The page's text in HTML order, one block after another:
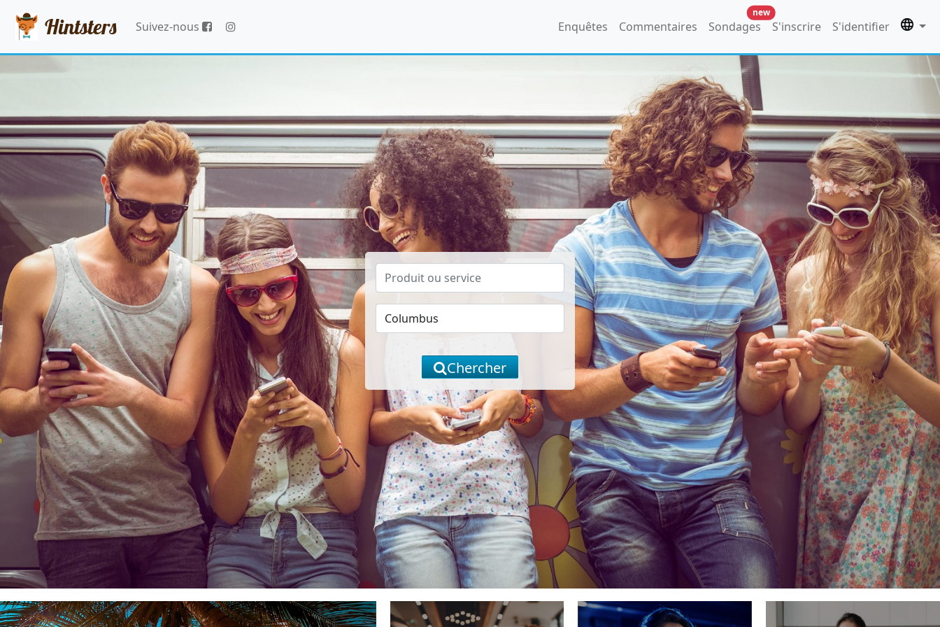
Hintsters Suivez-nous Enquêtes Commentaires Sondages
new
S'inscrire S'identifier
Chercher